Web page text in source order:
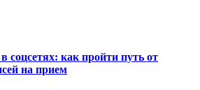
соцсетях: как пройти путь от
на прием